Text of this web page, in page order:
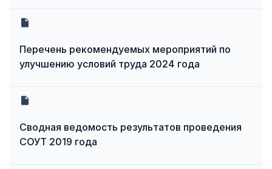
Перечень рекомендуемых мероприятий по
улучшению условий труда 2024 года
Сводная ведомость результатов проведения
СОУТ 2019 года